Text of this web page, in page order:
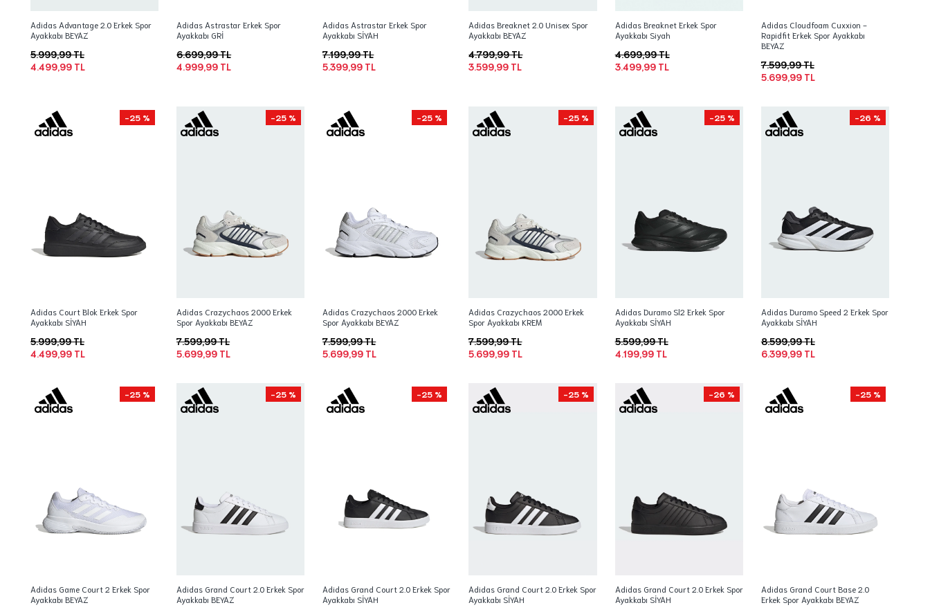
Adidas Advantage 2.0 Erkek Spor
Ayakkabı BEYAZ
4.499,99 TL
5.999,99 TL
Adidas Astrastar Erkek Spor
Ayakkabı GRİ
4.999,99 TL
6.699,99 TL
Adidas Astrastar Erkek Spor
Ayakkabı SİYAH
5.399,99 TL
7.199,99 TL
Adidas Breaknet 2.0 Unisex Spor
Ayakkabı BEYAZ
3.599,99 TL
4.799,99 TL
Adidas Breaknet Erkek Spor
Ayakkabı Siyah
3.499,99 TL
4.699,99 TL
Adidas Cloudfoam Cuxxion -
Rapidfit Erkek Spor Ayakkabı
BEYAZ
5.699,99 TL
7.599,99 TL
-25 %
Adidas Court Blok Erkek Spor
Ayakkabı SİYAH
4.499,99 TL
5.999,99 TL
-25 %
Adidas Crazychaos 2000 Erkek
Spor Ayakkabı BEYAZ
5.699,99 TL
7.599,99 TL
-25 %
Adidas Crazychaos 2000 Erkek
Spor Ayakkabı BEYAZ
5.699,99 TL
7.599,99 TL
-25 %
Adidas Crazychaos 2000 Erkek
Spor Ayakkabı KREM
5.699,99 TL
7.599,99 TL
-25 %
Adidas Duramo Sl2 Erkek Spor
Ayakkabı SİYAH
4.199,99 TL
5.599,99 TL
-26 %
Adidas Duramo Speed 2 Erkek Spor
Ayakkabı SİYAH
6.399,99 TL
8.599,99 TL
-25 %
Adidas Game Court 2 Erkek Spor
Ayakkabı BEYAZ
-25 %
Adidas Grand Court 2.0 Erkek Spor
Ayakkabı BEYAZ
-25 %
Adidas Grand Court 2.0 Erkek Spor
Ayakkabı SİYAH
-25 %
Adidas Grand Court 2.0 Erkek Spor
Ayakkabı SİYAH
-26 %
Adidas Grand Court 2.0 Erkek Spor
Ayakkabı SİYAH
-25 %
Adidas Grand Court Base 2.0
Erkek Spor Ayakkabı BEYAZ